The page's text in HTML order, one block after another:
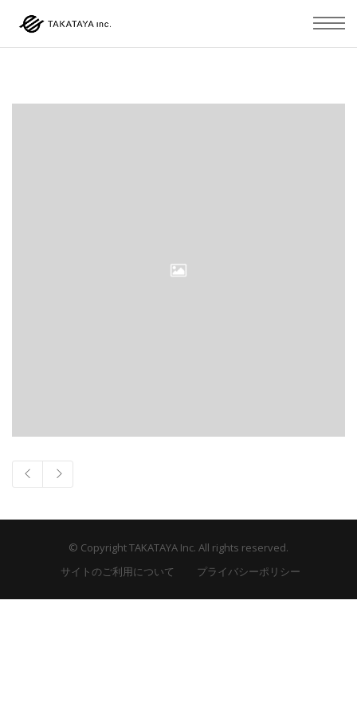
© Copyright TAKATAYA Inc. All rights reserved.
サイトのご利用について
プライバシーポリシー